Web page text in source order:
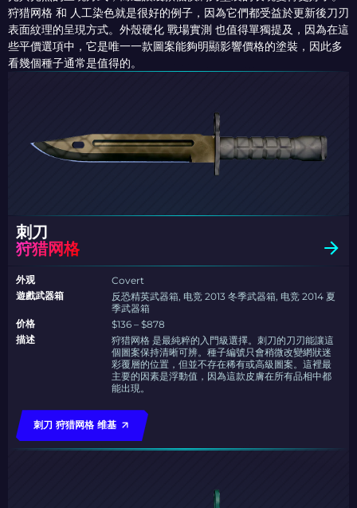
狩猎网格 和 人工染色就是很好的例子，因為它們都受益於更新後刀刃
表面紋理的呈現方式。外殼硬化 戰場實測 也值得單獨提及，因為在這
些平價選項中，它是唯一一款圖案能夠明顯影響價格的塗裝，因此多
看幾個種子通常是值得的。
刺刀
狩猎网格
外观
Covert
遊戲武器箱
反恐精英武器箱, 电竞 2013 冬季武器箱, 电竞 2014 夏
季武器箱
价格
$136 – $878
描述
狩猎网格 是最純粹的入門級選擇。刺刀的刀刃能讓這
個圖案保持清晰可辨。種子編號只會稍微改變網狀迷
彩覆層的位置，但並不存在稀有或高級圖案。這裡最
主要的因素是浮動值，因為這款皮膚在所有品相中都
能出現。
刺刀 狩猎网格 维基